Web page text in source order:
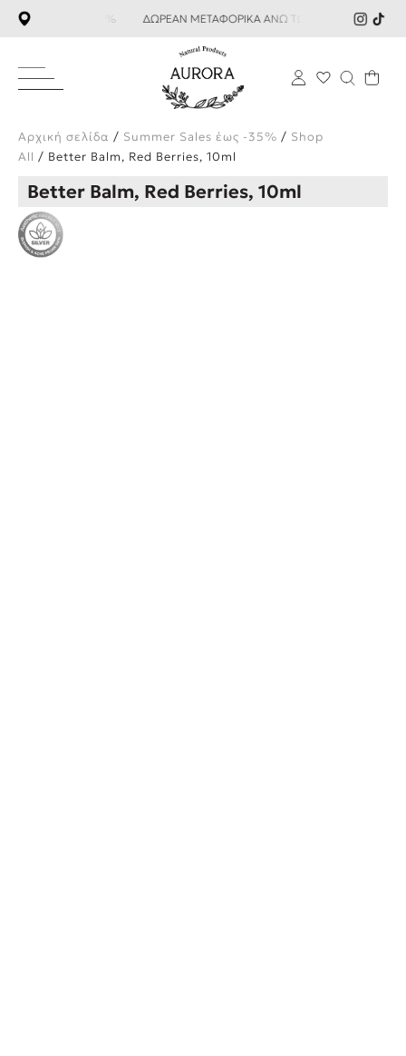
ΔΩΡΕΑΝ ΜΕΤΑΦΟΡΙΚΑ ΑΝΩ ΤΩΝ 59€ SUMMER
Αρχική σελίδα / Summer Sales έως -35% / Shop
All / Better Balm, Red Berries, 10ml
Better Balm, Red Berries, 10ml